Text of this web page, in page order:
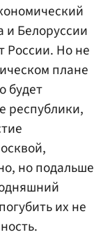
и Белоруссии
России. Но не
плане
будет
республики,
но подальше
их не